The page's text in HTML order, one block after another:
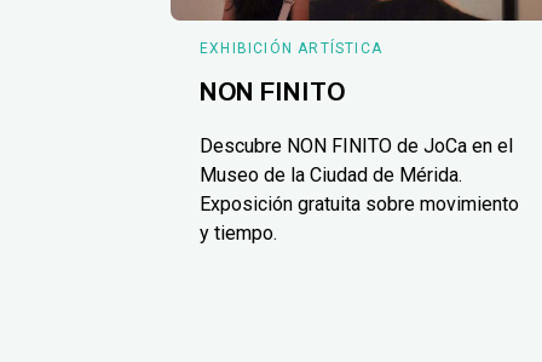
EXHIBICIÓN ARTÍSTICA
NON FINITO
Descubre NON FINITO de JoCa en el
Museo de la Ciudad de Mérida.
Exposición gratuita sobre movimiento
y tiempo.